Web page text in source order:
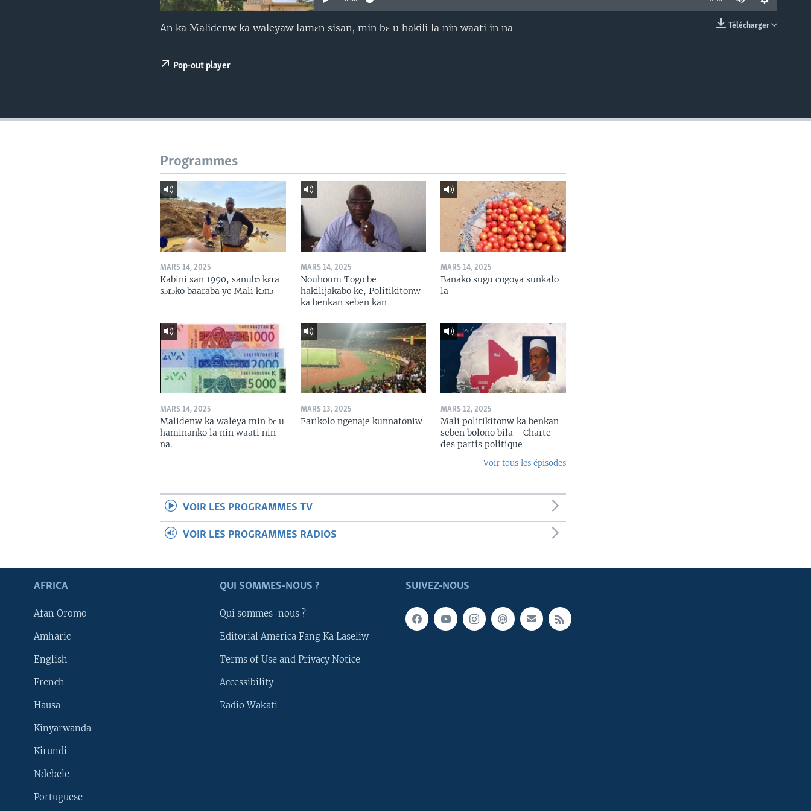
Télécharger
An ka Malidenw ka waleyaw lamɛn sisan, min bɛ u hakili la nin waati in na
Pop-out player
Programmes
MARS 14, 2025
Kabini san 1990, sanubɔ kɛra
sɔrɔko baaraba ye Mali kɔnɔ
MARS 14, 2025
Nouhoum Togo be
hakilijakabo ke, Politikitonw
ka benkan seben kan
MARS 14, 2025
Banako sugu cogoya sunkalo
la
MARS 14, 2025
Malidenw ka waleya min bɛ u
haminanko la nin waati nin
na.
MARS 13, 2025
Farikolo ngenaje kunnafoniw
MARS 12, 2025
Mali politikitonw ka benkan
seben bolono bila - Charte
des partis politique
Voir tous les épisodes
VOIR LES PROGRAMMES TV
VOIR LES PROGRAMMES RADIOS
SUIVEZ-NOUS
AFRICA
Afan Oromo
Amharic
English
French
Hausa
Kinyarwanda
Kirundi
Ndebele
Portuguese
QUI SOMMES-NOUS ?
Qui sommes-nous ?
Editorial America Fang Ka Laseliw
Terms of Use and Privacy Notice
Accessibility
Radio Wakati